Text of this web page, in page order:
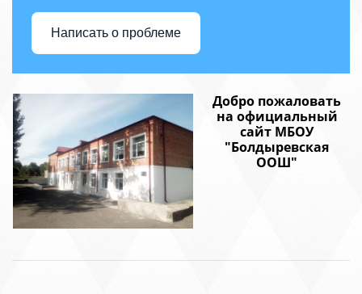
Написать о проблеме
Добро пожаловать
на официальный
сайт МБОУ
"Болдыревская
ООШ"